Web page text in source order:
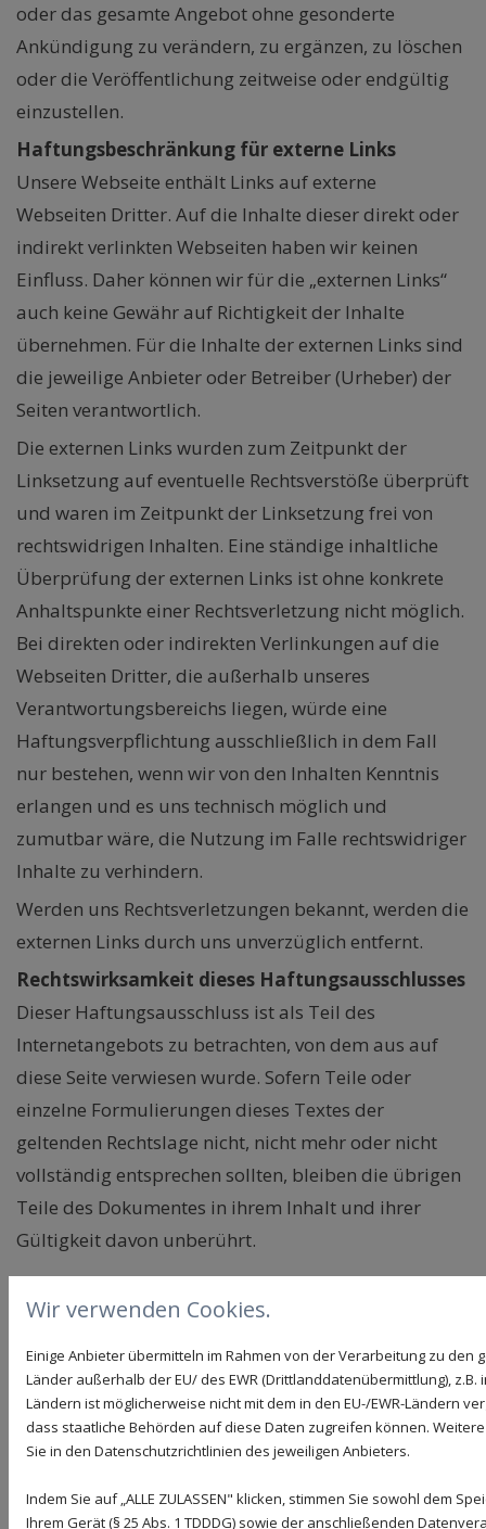
oder das gesamte Angebot ohne gesonderte
Ankündigung zu verändern, zu ergänzen, zu löschen
oder die Veröffentlichung zeitweise oder endgültig
einzustellen.
Haftungsbeschränkung für externe Links
Unsere Webseite enthält Links auf externe
Webseiten Dritter. Auf die Inhalte dieser direkt oder
indirekt verlinkten Webseiten haben wir keinen
Einfluss. Daher können wir für die „externen Links“
auch keine Gewähr auf Richtigkeit der Inhalte
übernehmen. Für die Inhalte der externen Links sind
die jeweilige Anbieter oder Betreiber (Urheber) der
Seiten verantwortlich.
Die externen Links wurden zum Zeitpunkt der
Linksetzung auf eventuelle Rechtsverstöße überprüft
und waren im Zeitpunkt der Linksetzung frei von
rechtswidrigen Inhalten. Eine ständige inhaltliche
Überprüfung der externen Links ist ohne konkrete
Anhaltspunkte einer Rechtsverletzung nicht möglich.
Bei direkten oder indirekten Verlinkungen auf die
Webseiten Dritter, die außerhalb unseres
Verantwortungsbereichs liegen, würde eine
Haftungsverpflichtung ausschließlich in dem Fall
nur bestehen, wenn wir von den Inhalten Kenntnis
erlangen und es uns technisch möglich und
zumutbar wäre, die Nutzung im Falle rechtswidriger
Inhalte zu verhindern.
Werden uns Rechtsverletzungen bekannt, werden die
externen Links durch uns unverzüglich entfernt.
Rechtswirksamkeit dieses Haftungsausschlusses
Dieser Haftungsausschluss ist als Teil des
Internetangebots zu betrachten, von dem aus auf
diese Seite verwiesen wurde. Sofern Teile oder
einzelne Formulierungen dieses Textes der
geltenden Rechtslage nicht, nicht mehr oder nicht
vollständig entsprechen sollten, bleiben die übrigen
Teile des Dokumentes in ihrem Inhalt und ihrer
Gültigkeit davon unberührt.
Hinweis zur Barrierefreiheit
barrierefrei im Sinne des BFSG sowie der
Barrierefreie-Informationstechnik-Verordnung
(BITV) anzubieten. Sollten Sie dennoch auf Barrieren
Wir verwenden Cookies.
Einige Anbieter übermitteln im Rahmen von der Verarbeitung zu den
Länder außerhalb der EU/ des EWR (Drittlanddatenübermittlung),
Ländern ist möglicherweise nicht mit dem in den EU-/EWR-Ländern
dass staatliche Behörden auf diese Daten zugreifen können.
Sie in den Datenschutzrichtlinien des jeweiligen Anbieters.
Indem Sie auf „ALLE ZULASSEN" klicken, stimmen Sie sowohl dem
Ihrem Gerät (§ 25 Abs. 1 TDDDG) sowie der anschließenden